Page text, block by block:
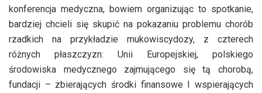
konferencja medyczna, bowiem organizując to spotkanie,
bardziej chcieli się skupić na pokazaniu problemu chorób
rzadkich na przykładzie mukowiscydozy, z czterech
różnych płaszczyzn: Unii Europejskiej, polskiego
środowiska medycznego zajmującego się tą chorobą,
fundacji – zbierających środki finansowe I wspierających